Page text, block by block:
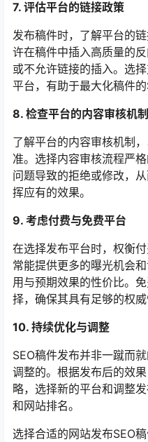
7. 评估平台的链接政策
发布稿件时，了解平台的
许在稿件中插入高质量的
或不允许链接的插入。选
平台，有助于最大化稿件的
8. 检查平台的内容审核机制
了解平台的内容审核机制
准。选择内容审核流程严
问题导致的拒绝或修改，
挥应有的效果。
9. 考虑付费与免费平台
在选择发布平台时，权衡
常能提供更多的曝光机会
用与预期效果的性价比。
择，确保其具有足够的权威
10. 持续优化与调整
SEO稿件发布并非一蹴而
调整的。根据发布后的效
略，选择新的平台和调整
和网站排名。
选择合适的网站发布SEO